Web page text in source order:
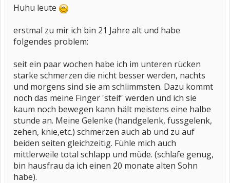
Huhu leute
erstmal zu mir ich bin 21 Jahre alt und habe
folgendes problem:
seit ein paar wochen habe ich im unteren rücken
starke schmerzen die nicht besser werden, nachts
und morgens sind sie am schlimmsten. Dazu kommt
noch das meine Finger 'steif' werden und ich sie
kaum noch bewegen kann hält meistens eine halbe
stunde an. Meine Gelenke (handgelenk, fussgelenk,
zehen, knie,etc.) schmerzen auch ab und zu auf
beiden seiten gleichzeitig. Fühle mich auch
mittlerweile total schlapp und müde. (schlafe genug,
bin hausfrau da ich einen 20 monate alten Sohn
habe).